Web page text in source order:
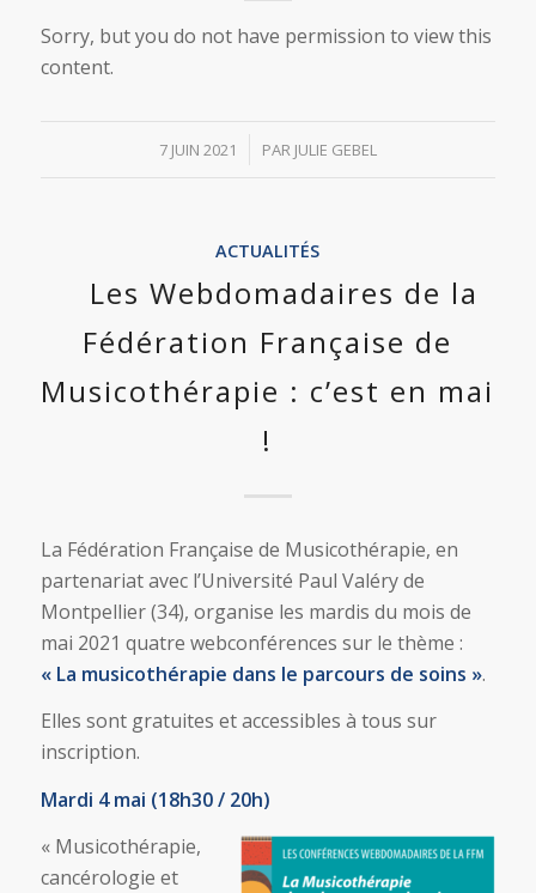
Sorry, but you do not have permission to view this
content.
7 JUIN 2021
/ PAR JULIE GEBEL
ACTUALITÉS
Les Webdomadaires de la
Fédération Française de
Musicothérapie : c’est en mai
!
La Fédération Française de Musicothérapie, en
partenariat avec l’Université Paul Valéry de
Montpellier (34), organise les mardis du mois de
mai 2021 quatre webconférences sur le thème :
« La musicothérapie dans le parcours de soins ».
Elles sont gratuites et accessibles à tous sur
inscription.
Mardi 4 mai (18h30 / 20h)
« Musicothérapie,
cancérologie et